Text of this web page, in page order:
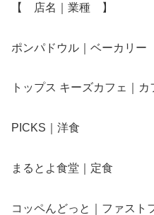
【 店名｜業種 】
ポンパドウル｜ベーカリー
トップス キーズカフェ｜カ
PICKS｜洋食
まるとよ食堂｜定食
コッペんどっと｜ファスト